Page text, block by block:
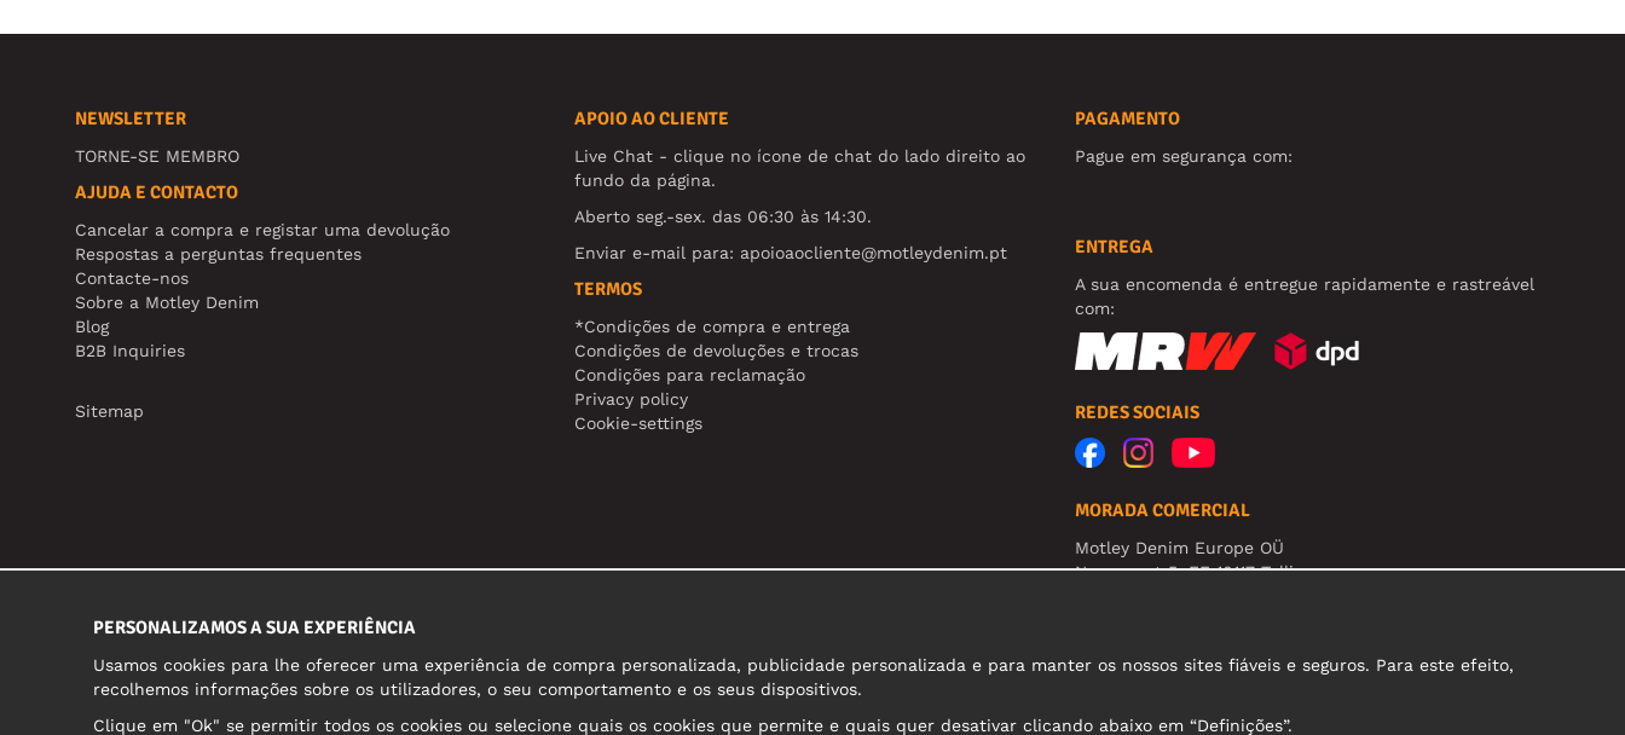
NEWSLETTER
TORNE-SE MEMBRO
AJUDA E CONTACTO
Cancelar a compra e registar uma devolução
Respostas a perguntas frequentes
Contacte-nos
Sobre a Motley Denim
Blog
B2B Inquiries
Sitemap
APOIO AO CLIENTE
Live Chat - clique no ícone de chat do lado direito ao
fundo da página.
Aberto seg.-sex. das 06:30 às 14:30.
Enviar e-mail para: apoioaocliente@motleydenim.pt
TERMOS
*Condições de compra e entrega
Condições de devoluções e trocas
Condições para reclamação
Privacy policy
Cookie-settings
PAGAMENTO
Pague em segurança com:
ENTREGA
A sua encomenda é entregue rapidamente e rastreável
com:
REDES SOCIAIS
MORADA COMERCIAL
Motley Denim Europe OÜ
Narva mnt 5, EE-10117 Tallinn
PERSONALIZAMOS A SUA EXPERIÊNCIA
Usamos cookies para lhe oferecer uma experiência de compra personalizada, publicidade personalizada e para manter os nossos sites fiáveis e seguros. Para este efeito,
recolhemos informações sobre os utilizadores, o seu comportamento e os seus dispositivos.
Clique em "Ok" se permitir todos os cookies ou selecione quais os cookies que permite e quais quer desativar clicando abaixo em “Definições”.